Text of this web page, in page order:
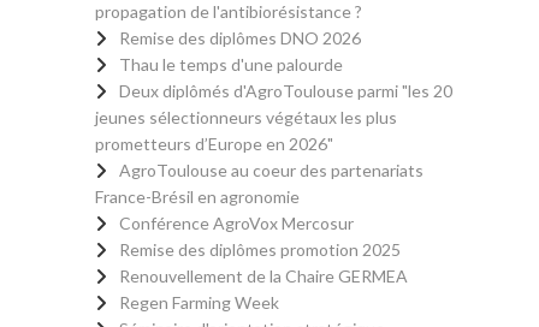
propagation de l'antibiorésistance ?
Remise des diplômes DNO 2026
Thau le temps d'une palourde
Deux diplômés d'AgroToulouse parmi "les 20
jeunes sélectionneurs végétaux les plus
prometteurs d’Europe en 2026"
AgroToulouse au coeur des partenariats
France-Brésil en agronomie
Conférence AgroVox Mercosur
Remise des diplômes promotion 2025
Renouvellement de la Chaire GERMEA
Regen Farming Week